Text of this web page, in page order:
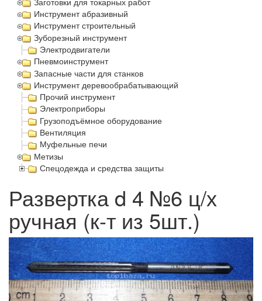
Заготовки для токарных работ
Инструмент абразивный
Инструмент строительный
Зуборезный инструмент
Электродвигатели
Пневмоинструмент
Запасные части для станков
Инструмент деревообрабатывающий
Прочий инструмент
Электроприборы
Грузоподъёмное оборудование
Вентиляция
Муфельные печи
Метизы
Спецодежда и средства защиты
Развертка d 4 №6 ц/х
ручная (к-т из 5шт.)